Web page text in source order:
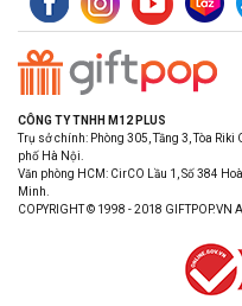
CÔNG TY TNHH M12 PLUS
Trụ sở chính: Phòng 305, Tầng 3, Tòa
phố Hà Nội.
Văn phòng HCM: CirCO Lầu 1, Số 384
Minh.
COPYRIGHT © 1998 - 2018 GIFTPOP.VN